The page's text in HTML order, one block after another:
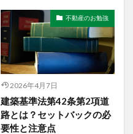
不動産のお勉強
2026年4月7日
建築基準法第42条第2項道
路とは？セットバックの必
要性と注意点